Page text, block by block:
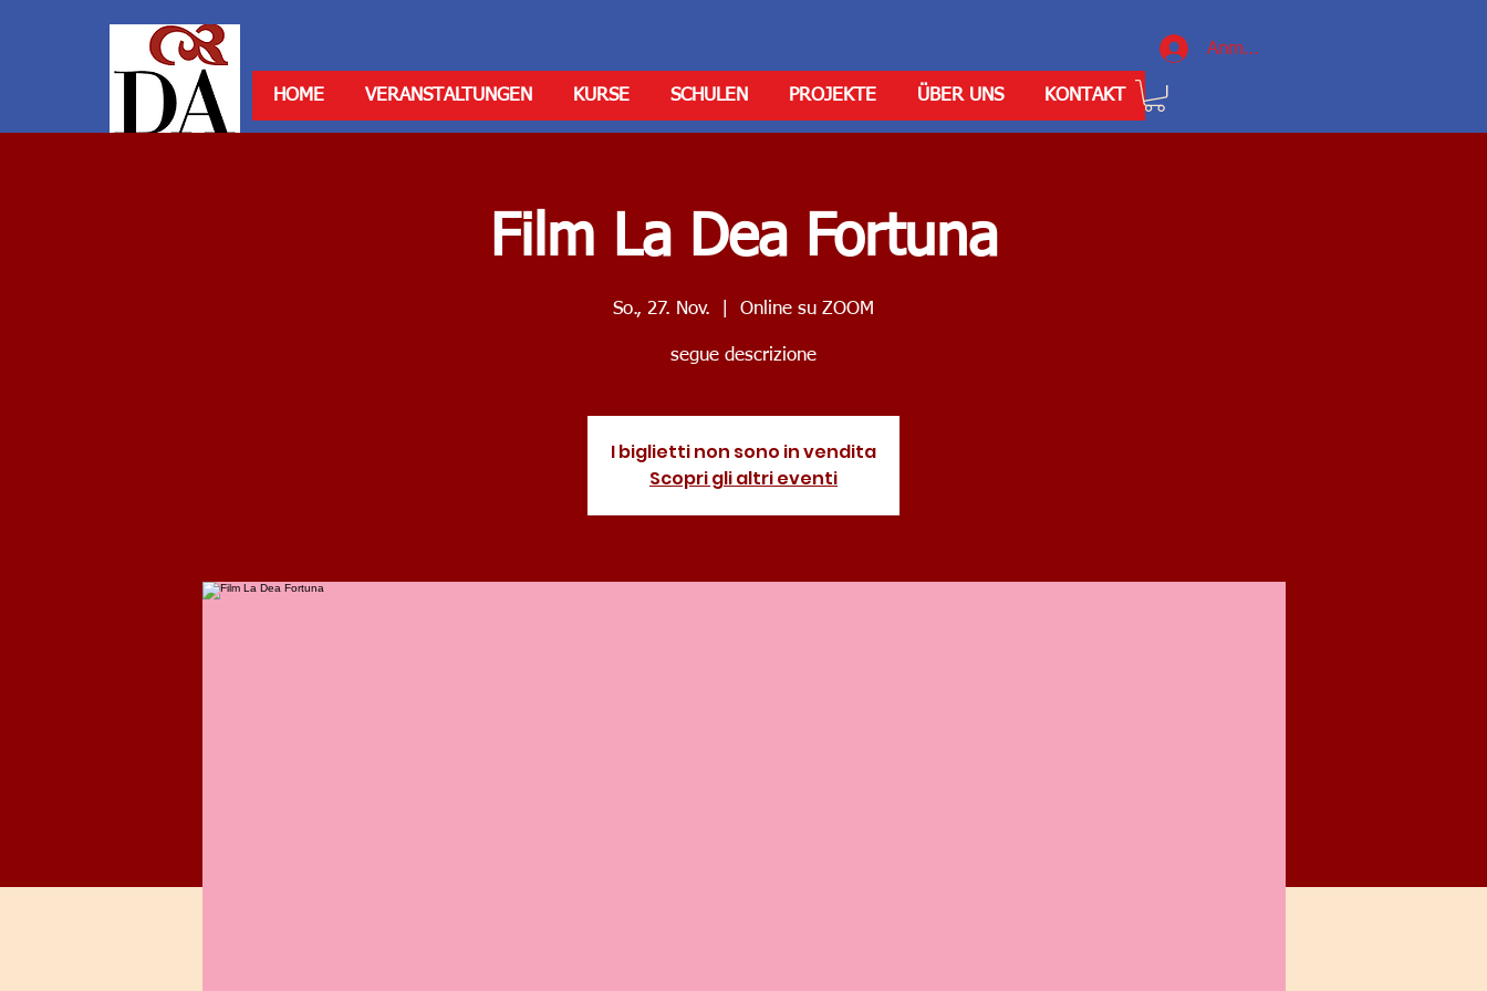
Anmelden
HOME VERANSTALTUNGEN KURSE SCHULEN PROJEKTE ÜBER UNS KONTAKT
Film La Dea Fortuna
So., 27. Nov. Online su ZOOM
segue descrizione
I biglietti non sono in vendita
Scopri gli altri eventi